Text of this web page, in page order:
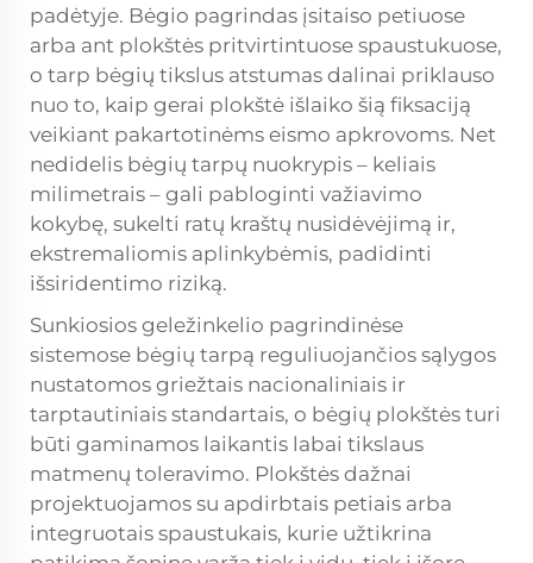
padėtyje. Bėgio pagrindas įsitaiso petiuose
arba ant plokštės pritvirtintuose spaustukuose,
o tarp bėgių tikslus atstumas dalinai priklauso
nuo to, kaip gerai plokštė išlaiko šią fiksaciją
veikiant pakartotinėms eismo apkrovoms. Net
nedidelis bėgių tarpų nuokrypis – keliais
milimetrais – gali pabloginti važiavimo
kokybę, sukelti ratų kraštų nusidėvėjimą ir,
ekstremaliomis aplinkybėmis, padidinti
išsiridentimo riziką.
Sunkiosios geležinkelio pagrindinėse
sistemose bėgių tarpą reguliuojančios sąlygos
nustatomos griežtais nacionaliniais ir
tarptautiniais standartais, o bėgių plokštės turi
būti gaminamos laikantis labai tikslaus
matmenų toleravimo. Plokštės dažnai
projektuojamos su apdirbtais petiais arba
integruotais spaustukais, kurie užtikrina